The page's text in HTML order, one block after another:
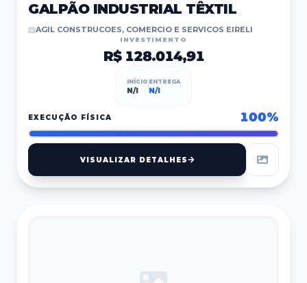
GALPÃO INDUSTRIAL TÊXTIL
AGIL CONSTRUCOES, COMERCIO E SERVICOS EIRELI
INVESTIMENTO
R$ 128.014,91
INÍCIO
N/I
ENTREGA
N/I
EXECUÇÃO FÍSICA 100%
VISUALIZAR DETALHES